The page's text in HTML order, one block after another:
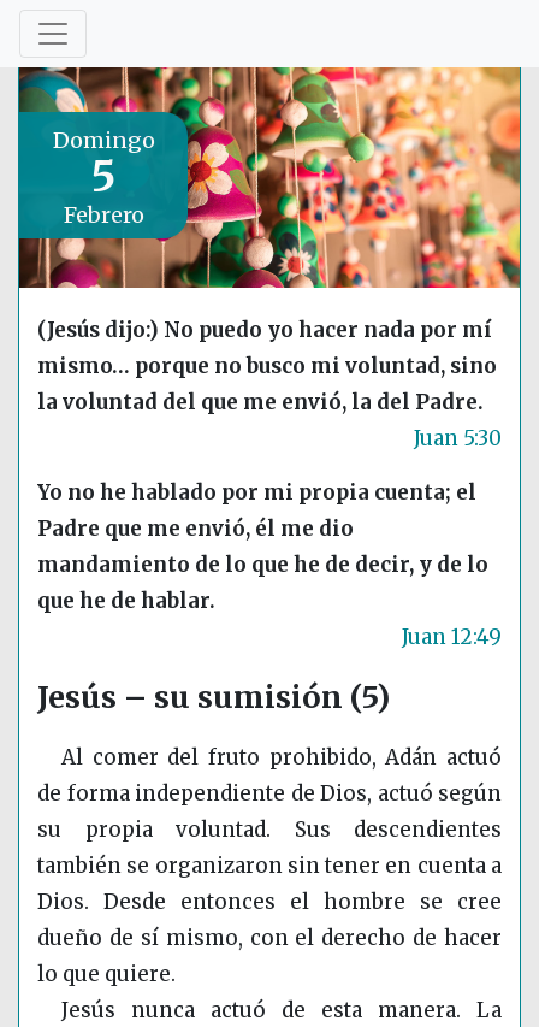
Domingo
5
Febrero
(Jesús dijo:) No puedo yo hacer nada por mí
mismo… porque no busco mi voluntad, sino
la voluntad del que me envió, la del Padre.
Juan 5:30
Yo no he hablado por mi propia cuenta; el
Padre que me envió, él me dio
mandamiento de lo que he de decir, y de lo
que he de hablar.
Juan 12:49
Jesús – su sumisión (5)
Al comer del fruto prohibido, Adán actuó
de forma independiente de Dios, actuó según
su propia voluntad. Sus descendientes
también se organizaron sin tener en cuenta a
Dios. Desde entonces el hombre se cree
dueño de sí mismo, con el derecho de hacer
lo que quiere.
Jesús nunca actuó de esta manera. La